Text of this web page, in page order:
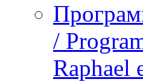
/
Raphael